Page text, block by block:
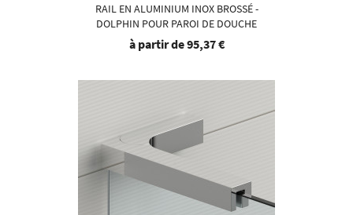
RAIL EN ALUMINIUM INOX BROSSÉ -
DOLPHIN POUR PAROI DE DOUCHE
à partir de95,37 €